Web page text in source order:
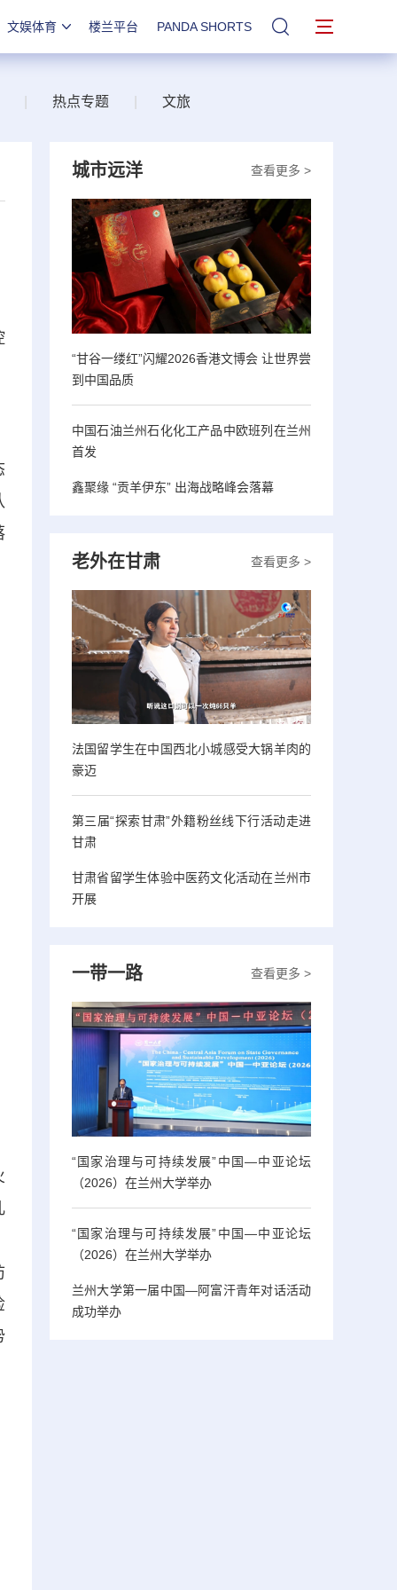
文娱体育 楼兰平台 PANDA SHORTS 站内搜索
热点专题 文旅
查看更多 >
城市远洋
“甘谷一缕红”闪耀2026香港文博会 让世界尝
到中国品质
中国石油兰州石化化工产品中欧班列在兰州
首发
鑫聚缘 “贡羊伊东” 出海战略峰会落幕
查看更多 >
老外在甘肃
法国留学生在中国西北小城感受大锅羊肉的
豪迈
第三届“探索甘肃”外籍粉丝线下行活动走进
甘肃
甘肃省留学生体验中医药文化活动在兰州市
开展
查看更多 >
一带一路
“国家治理与可持续发展”中国—中亚论坛
（2026）在兰州大学举办
“国家治理与可持续发展”中国—中亚论坛
（2026）在兰州大学举办
兰州大学第一届中国—阿富汗青年对话活动
成功举办